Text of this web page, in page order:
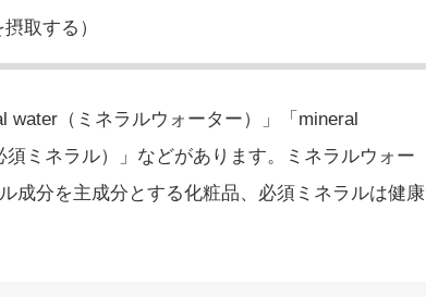
取する）
water（ミネラルウォーター）」「mineral
須ミネラル）」などがあります。ミネラルウォー
成分を主成分とする化粧品、必須ミネラルは健康